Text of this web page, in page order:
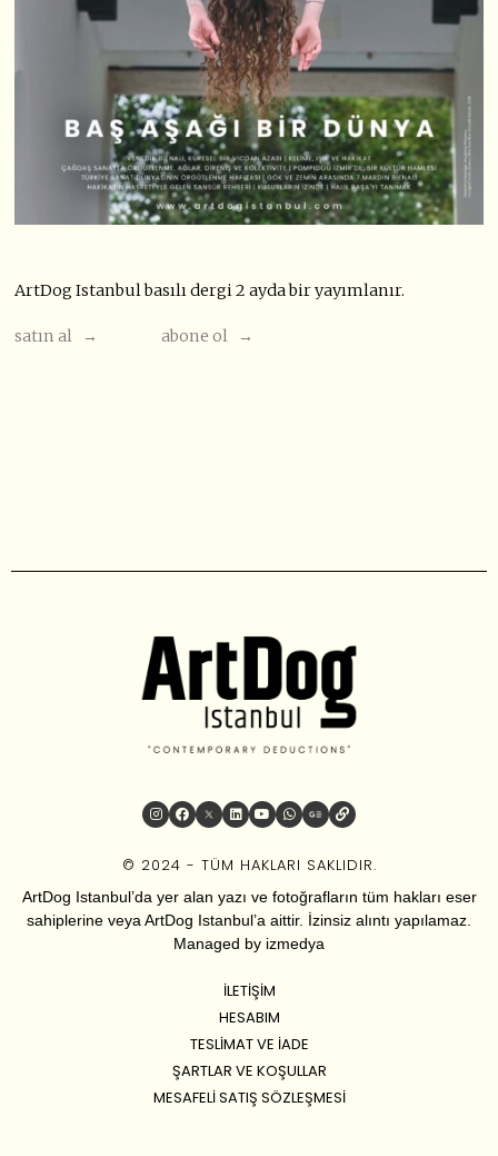
ArtDog Istanbul basılı dergi 2 ayda bir yayımlanır.
satın al → abone ol →
© 2024 - TÜM HAKLARI SAKLIDIR.
ArtDog Istanbul’da yer alan yazı ve fotoğrafların tüm hakları eser
sahiplerine veya ArtDog Istanbul’a aittir. İzinsiz alıntı yapılamaz.
Managed by izmedya
İLETIŞIM
HESABIM
TESLIMAT VE İADE
ŞARTLAR VE KOŞULLAR
MESAFELI SATIŞ SÖZLEŞMESI